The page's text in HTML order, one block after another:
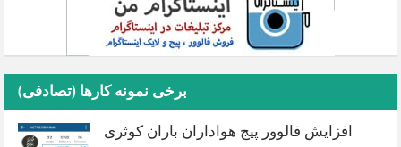
برخی نمونه کارها (تصادفی)
افزایش فالوور پیج هواداران باران کوثری